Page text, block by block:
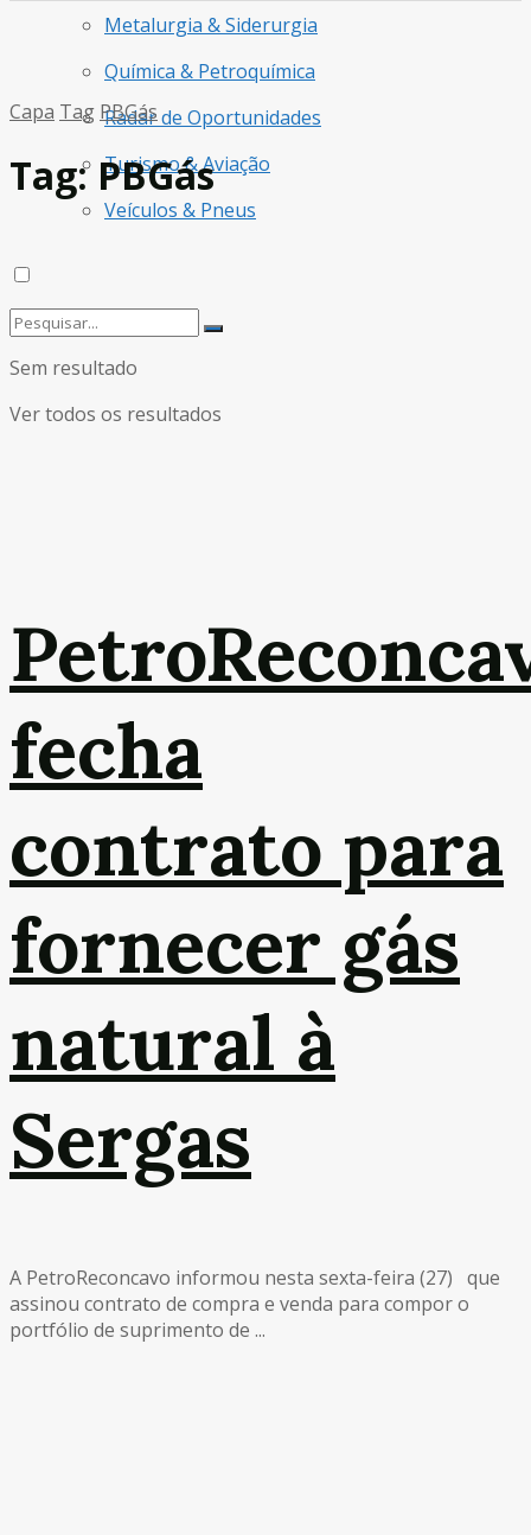
Metalurgia & Siderurgia
Química & Petroquímica
Radar de Oportunidades
Turismo & Aviação
Veículos & Pneus
Sem resultado
Ver todos os resultados
Capa Tag PBGás
Tag:PBGás
fecha
contrato para
fornecer gás
natural à
Sergas
A PetroReconcavo informou nesta sexta-feira (27) que
assinou contrato de compra e venda para compor o
portfólio de suprimento de ...